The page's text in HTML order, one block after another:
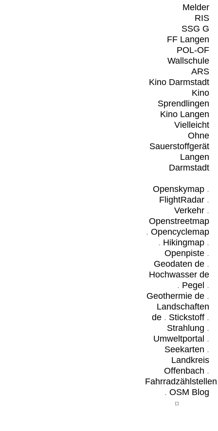
Melder
RIS
SSG G
FF Langen
POL-OF
Wallschule
ARS
Kino Darmstadt
Kino
Sprendlingen
Kino Langen
Vielleicht
Ohne
Sauerstoffgerät
Langen
Darmstadt
Openskymap.
FlightRadar.
Verkehr.
Openstreetmap
. Opencyclemap
. Hikingmap.
Openpiste.
Geodaten de.
Hochwasser de
. Pegel .
Geothermie de.
Landschaften
de. Stickstoff.
Strahlung .
Umweltportal .
Seekarten .
Landkreis
Offenbach .
Fahrradzählstellen
. OSM Blog